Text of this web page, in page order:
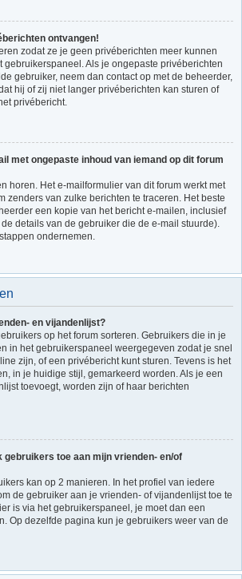
ontvangen!
zodat ze je geen privéberichten meer kunnen
gebruikerspaneel. Als je ongepaste privéberichten
gebruiker, neem dan contact op met de beheerder,
hij of zij niet langer privéberichten kan sturen of
privébericht.
met ongepaste inhoud van iemand op dit forum
horen. Het e-mailformulier van dit forum werkt met
zenders van zulke berichten te traceren. Het beste
een kopie van het bericht e-mailen, inclusief
details van de gebruiker die de e-mail stuurde).
ondernemen.
en vijandenlijst?
op het forum sorteren. Gebruikers die in je
in het gebruikerspaneel weergegeven zodat je snel
zijn, of een privébericht kunt sturen. Tevens is het
in je huidige stijl, gemarkeerd worden. Als je een
toevoegt, worden zijn of haar berichten
gebruikers toe aan mijn vrienden- en/of
kan op 2 manieren. In het profiel van iedere
de gebruiker aan je vrienden- of vijandenlijst toe te
is via het gebruikerspaneel, je moet dan een
Op dezelfde pagina kun je gebruikers weer van de